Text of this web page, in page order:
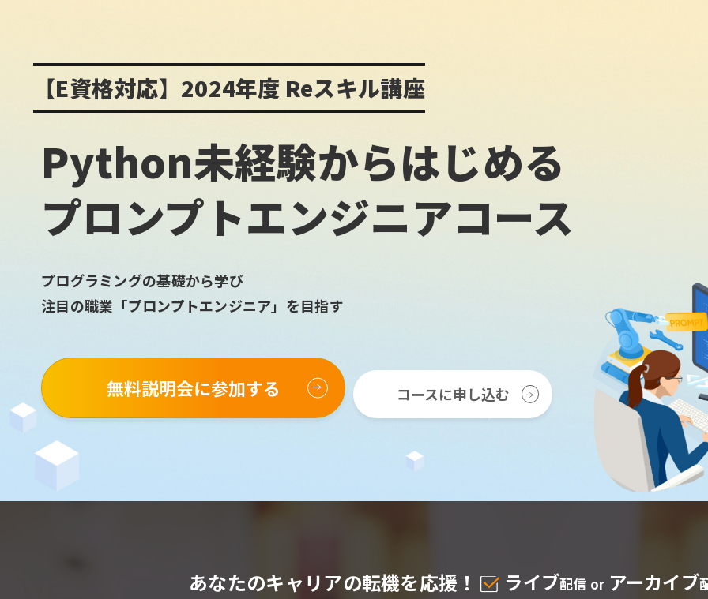
【E資格対応】2024年度 Reスキル講座
Python未経験からはじめる
プロンプトエンジニアコース
プログラミングの基礎から学び
注目の職業「プロンプトエンジニア」を目指す
無料説明会に参加する コースに申し込む
あなたのキャリアの転機を応援！ ライブ配信 or アーカイブ